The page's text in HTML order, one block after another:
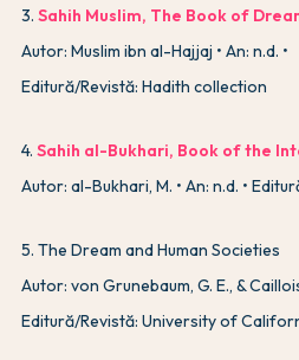
3. Sahih Muslim, The Book of
Autor: Muslim ibn al-Hajjaj
An: n.d.
Editură/Revistă: Hadith collection
4. Sahih al-Bukhari, Book of the
Autor: al-Bukhari, M.
An: n.d.
5. The Dream and Human Societies
Autor: von Grunebaum, G. E., &
Editură/Revistă: University of